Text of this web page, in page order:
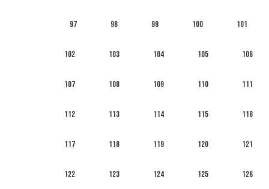
97 98 99 100 101
102 103 104 105 106
107 108 109 110 111
112 113 114 115 116
117 118 119 120 121
122 123 124 125 126